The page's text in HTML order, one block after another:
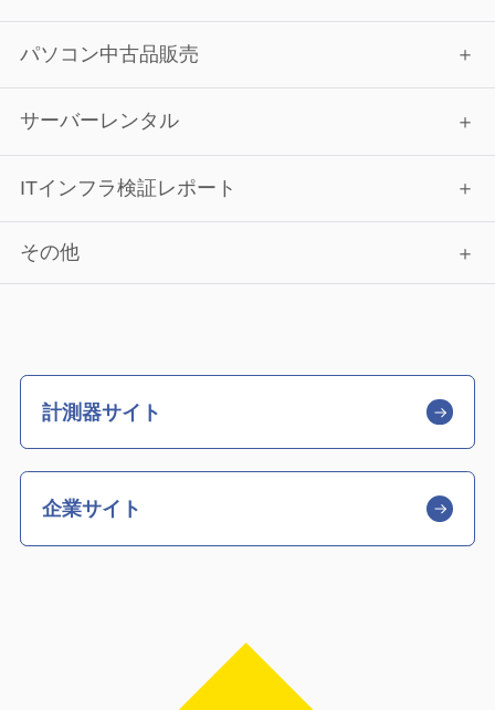
パソコン中古品販売
サーバーレンタル
ITインフラ検証レポート
その他
計測器サイト
企業サイト